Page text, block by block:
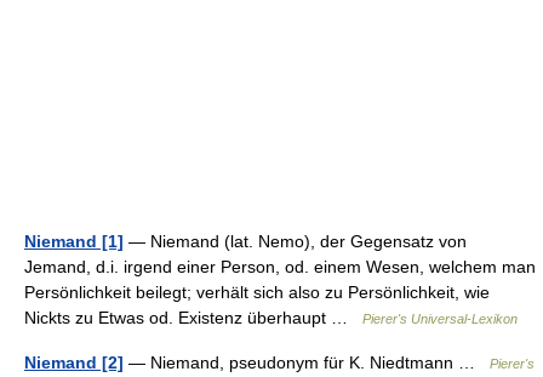
Niemand [1] — Niemand (lat. Nemo), der Gegensatz von
Jemand, d.i. irgend einer Person, od. einem Wesen, welchem man
Persönlichkeit beilegt; verhält sich also zu Persönlichkeit, wie
Nickts zu Etwas od. Existenz überhaupt …
Pierer's Universal-Lexikon
Niemand [2] — Niemand, pseudonym für K. Niedtmann …
Pierer's